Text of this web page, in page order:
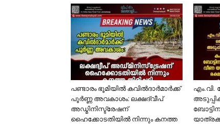
പണ്ടാരം ഭൂമിയിൽ കവിൽദാർമാർക്ക്
പൂർണ്ണ അവകാശം: ലക്ഷദ്വീപ്
അഡ്മിനിസ്ട്രേഷന്
ഹൈക്കോടതിയിൽ നിന്നും കനത്ത
​എം.വി.